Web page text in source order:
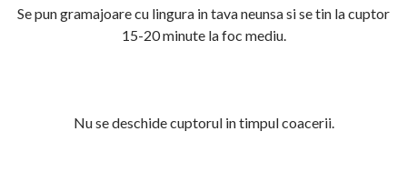
Se pun gramajoare cu lingura in tava neunsa si se tin la cuptor
15-20 minute la foc mediu.
Nu se deschide cuptorul in timpul coacerii.